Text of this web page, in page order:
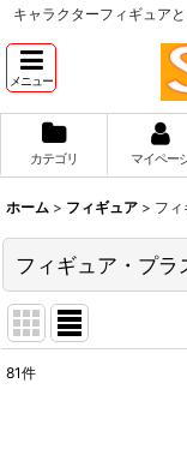
キャラクターフィギュア
メニュー
カテゴリ マイペー
ホーム > フィギュア > フ
フィギュア・プラ
81件